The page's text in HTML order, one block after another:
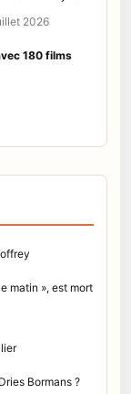
2026
180 films
matin », est mort
Bormans ?